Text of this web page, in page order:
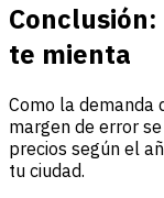
te mienta
Como la demanda
margen de error
precios según el
tu ciudad.